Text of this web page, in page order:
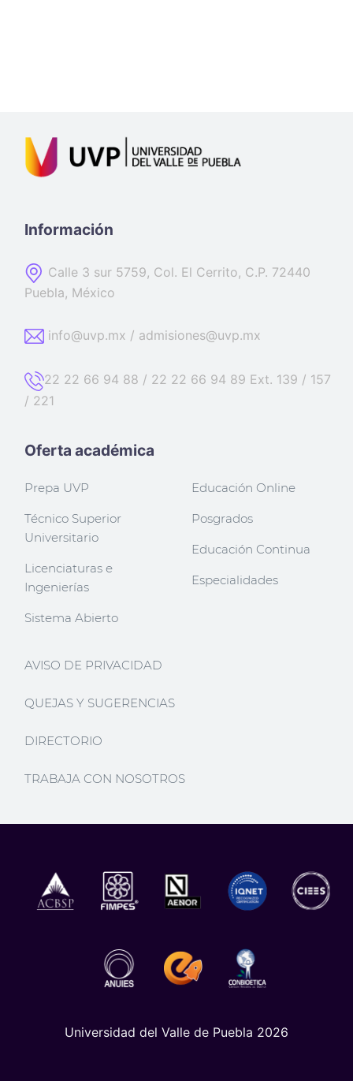
Información
Calle 3 sur 5759, Col. El Cerrito, C.P. 72440
Puebla, México
info@uvp.mx / admisiones@uvp.mx
22 22 66 94 88 / 22 22 66 94 89 Ext. 139 / 157
/ 221
Oferta académica
Prepa UVP
Técnico Superior
Universitario
Licenciaturas e
Ingenierías
Sistema Abierto
Educación Online
Posgrados
Educación Continua
Especialidades
AVISO DE PRIVACIDAD
QUEJAS Y SUGERENCIAS
DIRECTORIO
TRABAJA CON NOSOTROS
Universidad del Valle de Puebla 2026